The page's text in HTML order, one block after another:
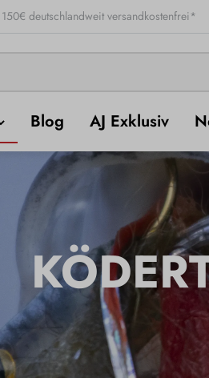
deutschlandweit versandkostenfrei*
Blog AJ Exklusiv